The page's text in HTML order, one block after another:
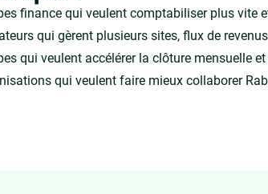
finance qui veulent comptabiliser plus vite
qui gèrent plusieurs sites, flux de
qui veulent accélérer la clôture mensuelle
qui veulent faire mieux collaborer